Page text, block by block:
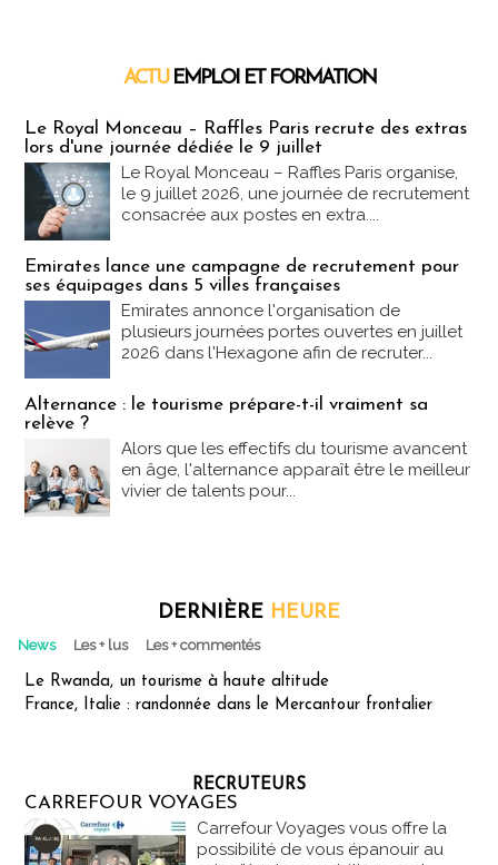
ACTU EMPLOI ET FORMATION
Le Royal Monceau – Raffles Paris recrute des extras
lors d'une journée dédiée le 9 juillet
Le Royal Monceau – Raffles Paris organise,
le 9 juillet 2026, une journée de recrutement
consacrée aux postes en extra....
Emirates lance une campagne de recrutement pour
ses équipages dans 5 villes françaises
Emirates annonce l'organisation de
plusieurs journées portes ouvertes en juillet
2026 dans l'Hexagone afin de recruter...
Alternance : le tourisme prépare-t-il vraiment sa
relève ?
Alors que les effectifs du tourisme avancent
en âge, l'alternance apparaît être le meilleur
vivier de talents pour...
DERNIÈRE HEURE
News Les + lus Les + commentés
Le Rwanda, un tourisme à haute altitude
France, Italie : randonnée dans le Mercantour frontalier
RECRUTEURS
CARREFOUR VOYAGES
Carrefour Voyages vous offre la
possibilité de vous épanouir au